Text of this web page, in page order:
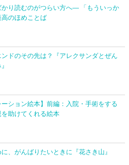
かり読むのがつらい方へ― 「もういっか
高のほめことば
ドのその先は？『アレクサンダとぜん
ーション絵本】前編：入院・手術をする
助けてくれる絵本
、がんばりたいときに『花さき山』